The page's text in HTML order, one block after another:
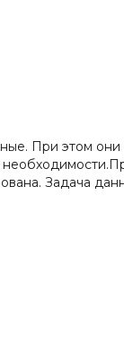
При этом они
Задача
Эффект